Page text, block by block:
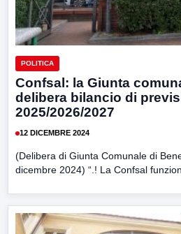
POLITICA
Confsal: la Giunta
delibera bilancio di
2025/2026/2027
12 DICEMBRE 2024
(Delibera di Giunta Comunale di
dicembre 2024) “.! La Confsal